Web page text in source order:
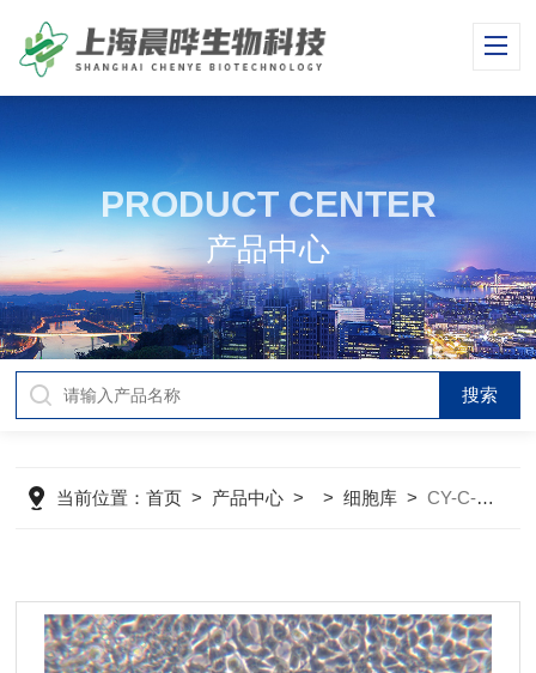
PRODUCT CENTER
产品中心
当前位置：首页 > 产品中心 > >细胞库 >CY-C-H0109人永生化脑微血管内皮细胞HCMEC/D3